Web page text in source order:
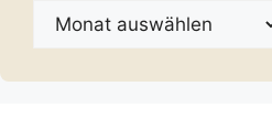
Archiv